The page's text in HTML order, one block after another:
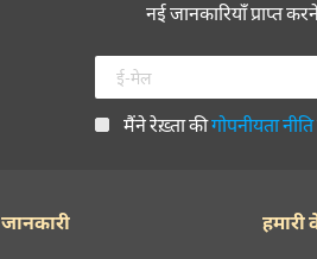
नई जानकारियाँ प्राप्त
मैंने रेख़्ता कीगोपनीयता नीति
जानकारी